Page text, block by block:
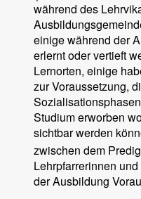
während des
einige während der
erlernt oder vertieft
Lernorten, einige
zur Voraussetzung,
Studium erworben
sichtbar werden
zwischen dem
Lehrpfarrerinnen
der Ausbildung